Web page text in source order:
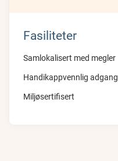
Fasiliteter
Samlokalisert med megler
Handikappvennlig adgang
Miljøsertifisert